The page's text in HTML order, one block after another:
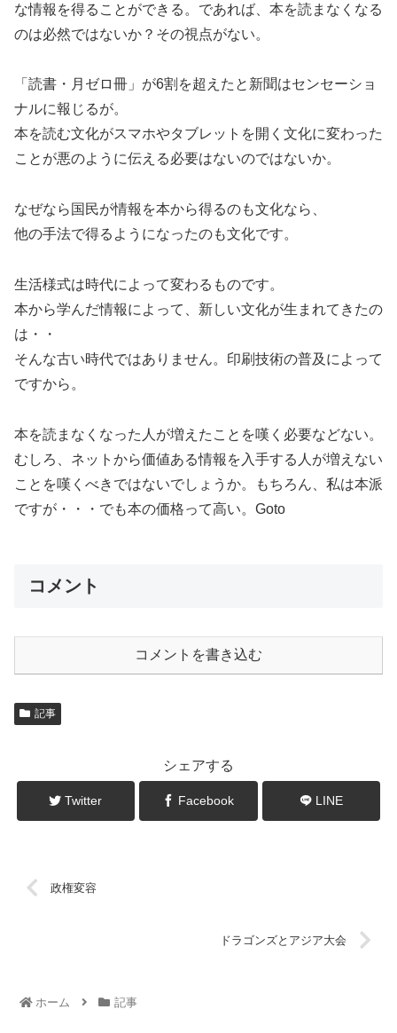
な情報を得ることができる。であれば、本を読まなくなる
のは必然ではないか？その視点がない。
「読書・月ゼロ冊」が6割を超えたと新聞はセンセーショ
ナルに報じるが。
本を読む文化がスマホやタブレットを開く文化に変わった
ことが悪のように伝える必要はないのではないか。
なぜなら国民が情報を本から得るのも文化なら、
他の手法で得るようになったのも文化です。
生活様式は時代によって変わるものです。
本から学んだ情報によって、新しい文化が生まれてきたの
は・・
そんな古い時代ではありません。印刷技術の普及によって
ですから。
本を読まなくなった人が増えたことを嘆く必要などない。
むしろ、ネットから価値ある情報を入手する人が増えない
ことを嘆くべきではないでしょうか。もちろん、私は本派
ですが・・・でも本の価格って高い。Goto
コメント
コメントを書き込む
記事
シェアする
Twitter Facebook LINE
政権変容
ドラゴンズとアジア大会
ホーム 記事